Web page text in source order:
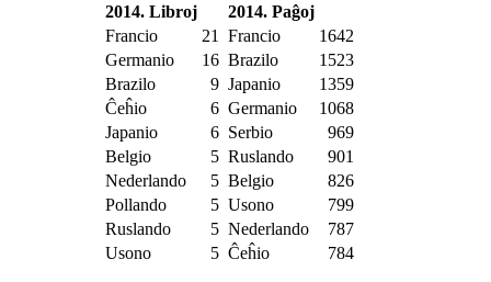
2014. Libroj
2014. Paĝoj
Francio
21 Francio
1642
Germanio
16 Brazilo
1523
Brazilo
9 Japanio
1359
Ĉeĥio
6 Germanio
1068
Japanio
6 Serbio
969
Belgio
5 Ruslando
901
Nederlando
5 Belgio
826
Pollando
5 Usono
799
Ruslando
5 Nederlando
787
Usono
5 Ĉeĥio 784